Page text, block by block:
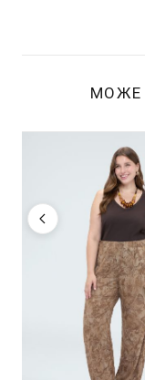
МОЖЕ